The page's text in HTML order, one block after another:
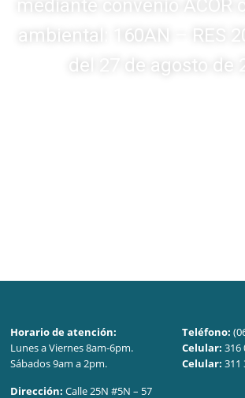
mediante convenio ACOR
ambiental: 160AN – RES
del 27 de agosto de
Horario de atención:
Lunes a Viernes 8am-6pm.
Sábados 9am a 2pm.
Teléfono:
Celular: 316
Celular: 311
Dirección: Calle 25N #5N – 57